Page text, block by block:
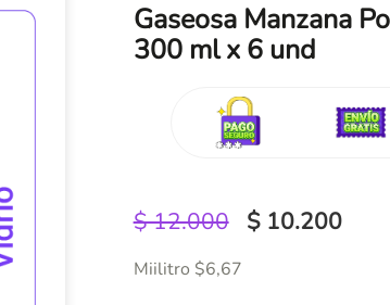
Gaseosa Manzana
300 ml x 6 und
$ 10.200
$ 12.000
Miilitro $6,67